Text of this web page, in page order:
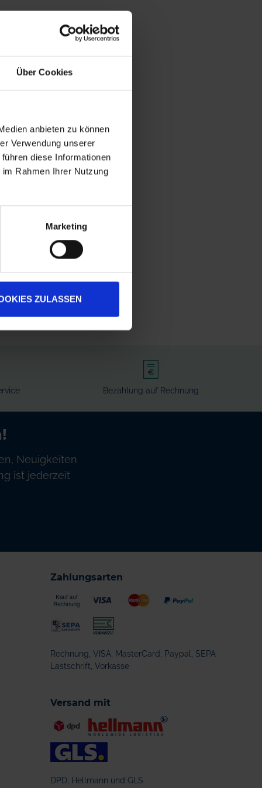
Über Cookies
anbieten zu können
Verwendung unserer
diese Informationen
Rahmen Ihrer Nutzung
Marketing
ZULASSEN
Bezahlung auf Rechnung
Neuigkeiten
ist jederzeit
Zahlungsarten
Rechnung, VISA, MasterCard, Paypal, SEPA
Lastschrift, Vorkasse
Versand mit
DPD, Hellmann und GLS